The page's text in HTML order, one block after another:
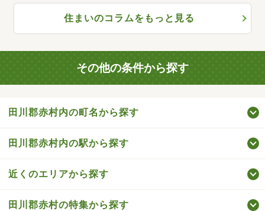
住まいのコラムをもっと見る
その他の条件から探す
田川郡赤村内の町名から探す
田川郡赤村内の駅から探す
近くのエリアから探す
田川郡赤村の特集から探す